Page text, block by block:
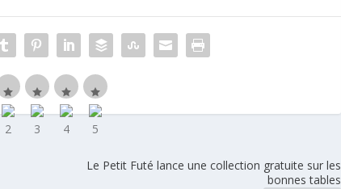
Le Petit Futé lance une collection gratuite sur les
bonnes tables